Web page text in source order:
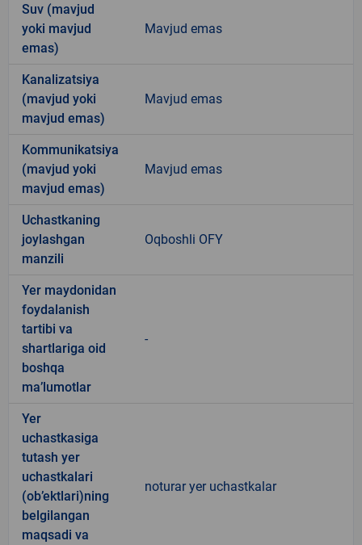
Suv (mavjud
yoki mavjud
emas)
Mavjud emas
Kanalizatsiya
(mavjud yoki
mavjud emas)
Mavjud emas
Kommunikatsiya
(mavjud yoki
mavjud emas)
Mavjud emas
Uchastkaning
joylashgan
manzili
Oqboshli OFY
Yer maydonidan
foydalanish
tartibi va
shartlariga oid
boshqa
ma’lumotlar
-
Yer
uchastkasiga
tutash yer
uchastkalari
(ob’ektlari)ning
belgilangan
maqsadi va
noturar yer uchastkalar